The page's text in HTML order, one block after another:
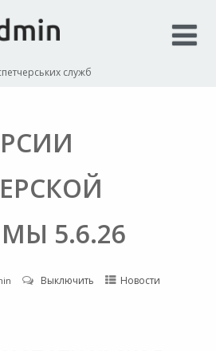
служб
5.6.26
Выключить
Новости